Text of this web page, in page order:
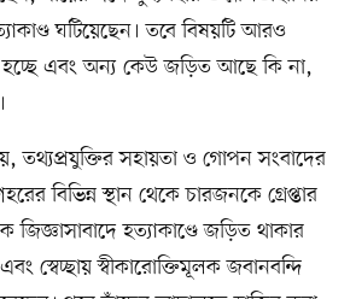
ঘটিয়েছেন। তবে বিষয়টি আরও
হচ্ছে এবং অন্য কেউ জড়িত আছে কি না,
সহায়তা ও গোপন সংবাদের
বিভিন্ন স্থান থেকে চারজনকে গ্রেপ্তার
জিজ্ঞাসাবাদে হত্যাকাণ্ডে জড়িত থাকার
স্বেচ্ছায় স্বীকারোক্তিমূলক জবানবন্দি